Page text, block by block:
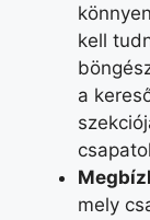
kell
a
mely